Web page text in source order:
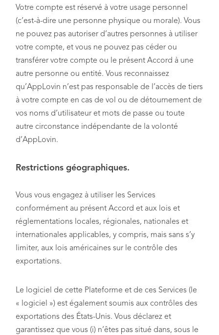
Votre compte est réservé à votre usage personnel
(c’est-à-dire une personne physique ou morale). Vous
ne pouvez pas autoriser d’autres personnes à utiliser
votre compte, et vous ne pouvez pas céder ou
transférer votre compte ou le présent Accord à une
autre personne ou entité. Vous reconnaissez
qu’AppLovin n’est pas responsable de l’accès de tiers
à votre compte en cas de vol ou de détournement de
vos noms d’utilisateur et mots de passe ou toute
autre circonstance indépendante de la volonté
d’AppLovin.
Restrictions géographiques.
Vous vous engagez à utiliser les Services
conformément au présent Accord et aux lois et
réglementations locales, régionales, nationales et
internationales applicables, y compris, mais sans s’y
limiter, aux lois américaines sur le contrôle des
exportations.
Le logiciel de cette Plateforme et de ces Services (le
« logiciel ») est également soumis aux contrôles des
exportations des États-Unis. Vous déclarez et
garantissez que vous (i) n’êtes pas situé dans, sous le